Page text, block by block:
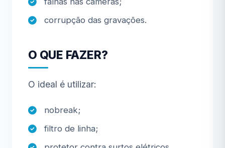
corrupção das gravações.
O QUE FAZER?
O ideal é utilizar:
nobreak;
filtro de linha;